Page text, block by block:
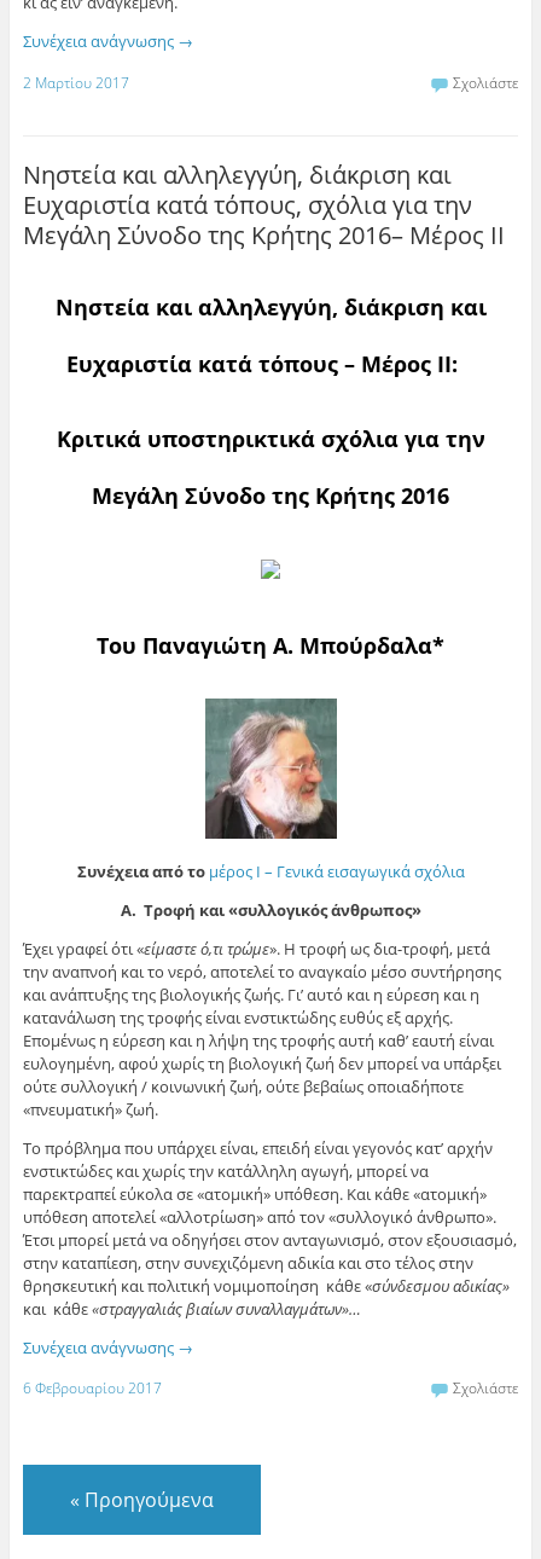
Συνέχεια ανάγνωσης →
2 Μαρτίου 2017 Σχολιάστε
Νηστεία και αλληλεγγύη, διάκριση και
Ευχαριστία κατά τόπους, σχόλια για την
Μεγάλη Σύνοδο της Κρήτης 2016– Μέρος ΙΙ
Νηστεία και αλληλεγγύη, διάκριση και
Ευχαριστία κατά τόπους – Μέρος ΙΙ:
Κριτικά υποστηρικτικά σχόλια για την
Μεγάλη Σύνοδο της Κρήτης 2016
Του Παναγιώτη Α. Μπούρδαλα*
Συνέχεια από το μέρος Ι – Γενικά εισαγωγικά σχόλια
Α. Τροφή και «συλλογικός άνθρωπος»
Έχει γραφεί ότι «είμαστε ό,τι τρώμε». Η τροφή ως δια-τροφή, μετά
την αναπνοή και το νερό, αποτελεί το αναγκαίο μέσο συντήρησης
και ανάπτυξης της βιολογικής ζωής. Γι’ αυτό και η εύρεση και η
κατανάλωση της τροφής είναι ενστικτώδης ευθύς εξ αρχής.
Επομένως η εύρεση και η λήψη της τροφής αυτή καθ’ εαυτή είναι
ευλογημένη, αφού χωρίς τη βιολογική ζωή δεν μπορεί να υπάρξει
ούτε συλλογική / κοινωνική ζωή, ούτε βεβαίως οποιαδήποτε
«πνευματική» ζωή.
Το πρόβλημα που υπάρχει είναι, επειδή είναι γεγονός κατ’ αρχήν
ενστικτώδες και χωρίς την κατάλληλη αγωγή, μπορεί να
παρεκτραπεί εύκολα σε «ατομική» υπόθεση. Και κάθε «ατομική»
υπόθεση αποτελεί «αλλοτρίωση» από τον «συλλογικό άνθρωπο».
Έτσι μπορεί μετά να οδηγήσει στον ανταγωνισμό, στον εξουσιασμό,
στην καταπίεση, στην συνεχιζόμενη αδικία και στο τέλος στην
θρησκευτική και πολιτική νομιμοποίηση κάθε «σύνδεσμου αδικίας»
και κάθε«στραγγαλιάς βιαίων συναλλαγμάτων»…
Συνέχεια ανάγνωσης →
6 Φεβρουαρίου 2017 Σχολιάστε
« Προηγούμενα